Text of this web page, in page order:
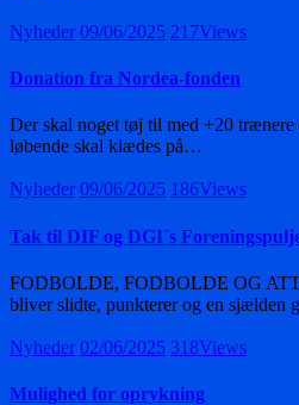
Nyheder 09/06/2025 217Views
Donation fra Nordea-fonden
Der skal noget tøj til med +20
løbende skal klædes på…
Nyheder 09/06/2025 186Views
Tak til DIF og DGI´s
FODBOLDE, FODBOLDE OG
bliver slidte, punkterer og en sjælden
Nyheder 02/06/2025 318Views
Mulighed for oprykning